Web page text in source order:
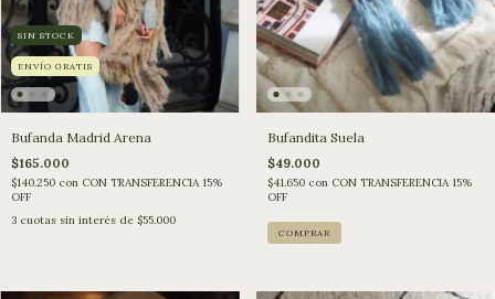
SIN STOCK
ENVÍO GRATIS
Bufanda Madrid Arena
$165.000
$140.250 con CON TRANSFERENCIA 15%
OFF
3 cuotas sin interés de $55.000
Bufandita Suela
$49.000
$41.650 con CON TRANSFERENCIA 15%
OFF